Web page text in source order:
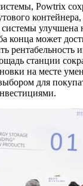
Powtrix
контейнера,
улучшена
конца может
рентабельность
станции
на месте
для